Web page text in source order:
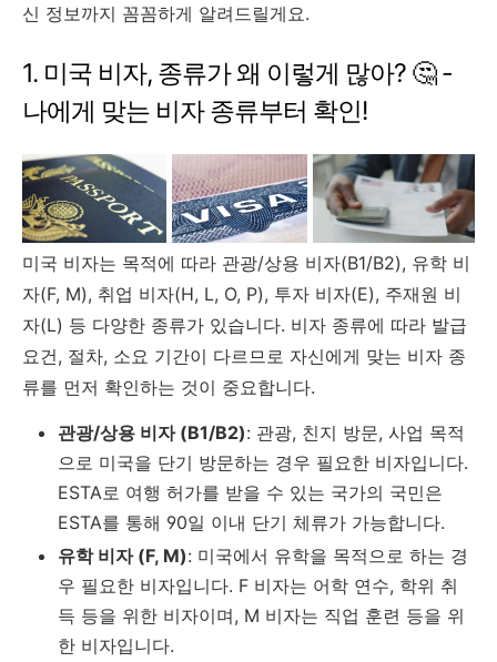
신 정보까지 꼼꼼하게 알려드릴게요.
1. 미국 비자, 종류가 왜 이렇게 많아? 🤔 -
나에게 맞는 비자 종류부터 확인!
미국 비자는 목적에 따라 관광/상용 비자(B1/B2), 유학 비
자(F, M), 취업 비자(H, L, O, P), 투자 비자(E), 주재원 비
자(L) 등 다양한 종류가 있습니다. 비자 종류에 따라 발급
요건, 절차, 소요 기간이 다르므로 자신에게 맞는 비자 종
류를 먼저 확인하는 것이 중요합니다.
관광/상용 비자 (B1/B2): 관광, 친지 방문, 사업 목적
으로 미국을 단기 방문하는 경우 필요한 비자입니다.
ESTA로 여행 허가를 받을 수 있는 국가의 국민은
ESTA를 통해 90일 이내 단기 체류가 가능합니다.
유학 비자 (F, M): 미국에서 유학을 목적으로 하는 경
우 필요한 비자입니다. F 비자는 어학 연수, 학위 취
득 등을 위한 비자이며, M 비자는 직업 훈련 등을 위
한 비자입니다.